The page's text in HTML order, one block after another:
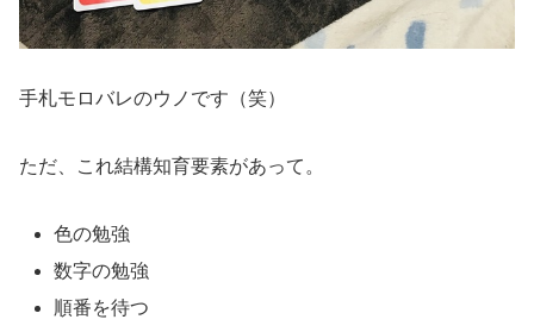
手札モロバレのウノです（笑）
ただ、これ結構知育要素があって。
色の勉強
数字の勉強
順番を待つ